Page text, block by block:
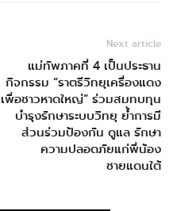
Next article
แม่ทัพภาคที่ 4 เป็นประธาน
กิจกรรม “ราตรีวิทยุเครื่องแดง
เพื่อชาวหาดใหญ่” ร่วมสมทบทุน
บำรุงรักษาระบบวิทยุ ย้ำการมี
ส่วนร่วมป้องกัน ดูแล รักษา
ความปลอดภัยแก่พี่น้อง
ชายแดนใต้